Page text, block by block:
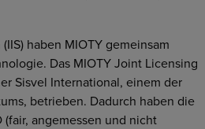
haben MIOTY gemeinsam
Das MIOTY Joint Licensing
Sisvel International, einem der
betrieben. Dadurch haben die
angemessen und nicht